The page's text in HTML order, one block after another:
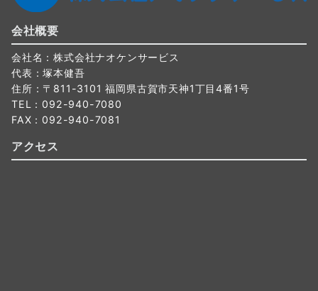
会社概要
会社名：株式会社ナオケンサービス
代表：塚本健吾
住所：〒811-3101 福岡県古賀市天神1丁目4番1号
TEL：092-940-7080
FAX：092-940-7081
アクセス